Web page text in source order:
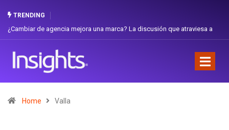
TRENDING
de agencia mejora una marca? La discusión que atraviesa a
Gabriela
Home Valla